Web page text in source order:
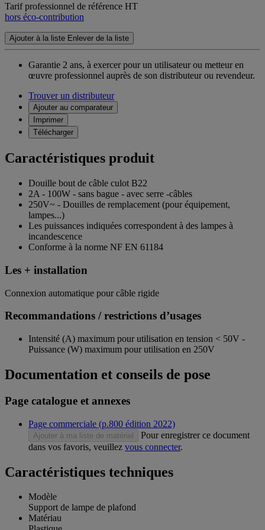
Tarif professionnel de référence HT
hors éco-contribution
Ajouter à la liste Enlever de la liste
Garantie 2 ans, à exercer pour un utilisateur ou metteur en
œuvre professionnel auprès de son distributeur ou revendeur.
Trouver un distributeur
Ajouter au comparateur
Imprimer
Télécharger
Caractéristiques produit
Douille bout de câble culot B22
2A - 100W - sans bague - avec serre -câbles
250V~ - Douilles de remplacement (pour équipement,
lampes...)
Les puissances indiquées correspondent à des lampes à
incandescence
Conforme à la norme NF EN 61184
Les + installation
Connexion automatique pour câble rigide
Recommandations / restrictions d’usages
Intensité (A) maximum pour utilisation en tension < 50V -
Puissance (W) maximum pour utilisation en 250V
Documentation et conseils de pose
Page catalogue et annexes
Page commerciale (p.800 édition 2022)
Ajouter à ma liste de matériel
Pour enregistrer ce document
dans vos favoris, veuillez vous connecter.
Caractéristiques techniques
Modèle
Support de lampe de plafond
Matériau